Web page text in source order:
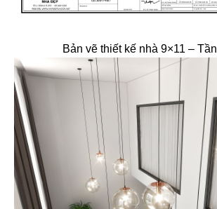
Bản vẽ thiết kế nhà 9×11 –